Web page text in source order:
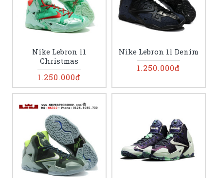
Nike Lebron 11
Christmas
1.250.000đ
Nike Lebron 11 Denim
1.250.000đ